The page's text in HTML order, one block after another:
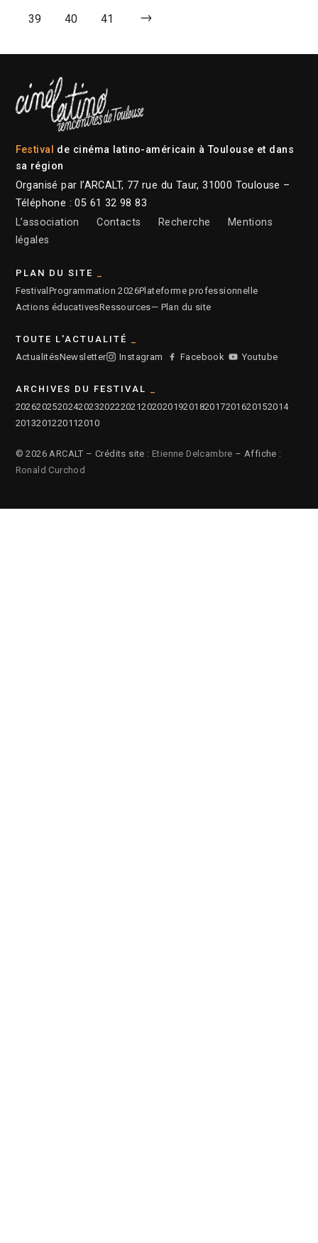
39 40 41 →
Festival de cinéma latino-américain à Toulouse et dans
sa région
Organisé par l’ARCALT, 77 rue du Taur, 31000 Toulouse –
Téléphone : 05 61 32 98 83
L’association
Contacts Recherche
Mentions
légales
PLAN DU SITE
Festival Programmation 2026Plateforme professionnelle
Actions éducativesRessources— Plan du site
TOUTE L'ACTUALITÉ
ActualitésNewsletter Instagram Facebook Youtube
ARCHIVES DU FESTIVAL
2026202520242023202220212020201920182017201620152014
2013201220112010
© 2026 ARCALT – Crédits site : Etienne Delcambre – Affiche :
Ronald Curchod